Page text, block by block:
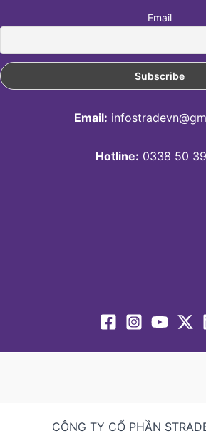
Email
Email:
Hotline: 0338 50
CÔNG TY CỔ PHẦN